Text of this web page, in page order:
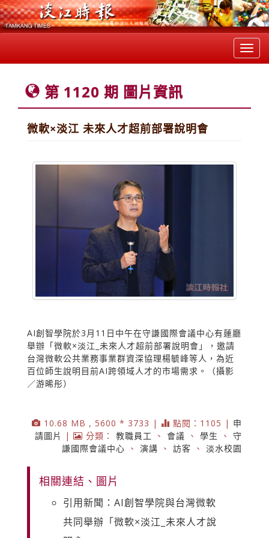
第 1120 期 圖片資訊
微軟×淡江 未來人才超前部署說明會
AI創智學院於3月11日中午在守謙國際會議中心有蓮廳
舉辦「微軟×淡江_未來人才超前部署說明會」，邀請
台灣微軟公共業務事業群資深協理楊毓峰等人，為近
百位師生說明目前AI跨領域人才的市場需求。（攝影
／游晞彤）
10.68 MB , 5600 * 3733 | 點閱：1105 | 申
請圖片
| 分類： 教職員工 、 會議 、 學生 、 守
謙國際會議中心 、 演講 、 訪客 、 淡水校園
相關連結、圖片
引用新聞：AI創智學院與台灣微軟
共同舉辦「微軟×淡江_未來人才說